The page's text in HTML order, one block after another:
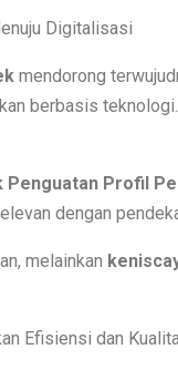
Digitalisasi
mendorong
berbasis teknologi.
Penguatan Profil
dengan
melainkan
Efisiensi dan